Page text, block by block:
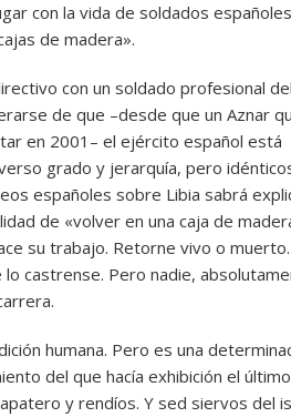
con la vida de soldados
de madera».
con un soldado profesional del
de que –desde que un Aznar
en 2001– el ejército español está
grado y jerarquía, pero
españoles sobre Libia sabrá
de «volver en una caja de
su trabajo. Retorne vivo o
castrense. Pero nadie,
humana. Pero es una
del que hacía exhibición el último
y rendíos. Y sed siervos del